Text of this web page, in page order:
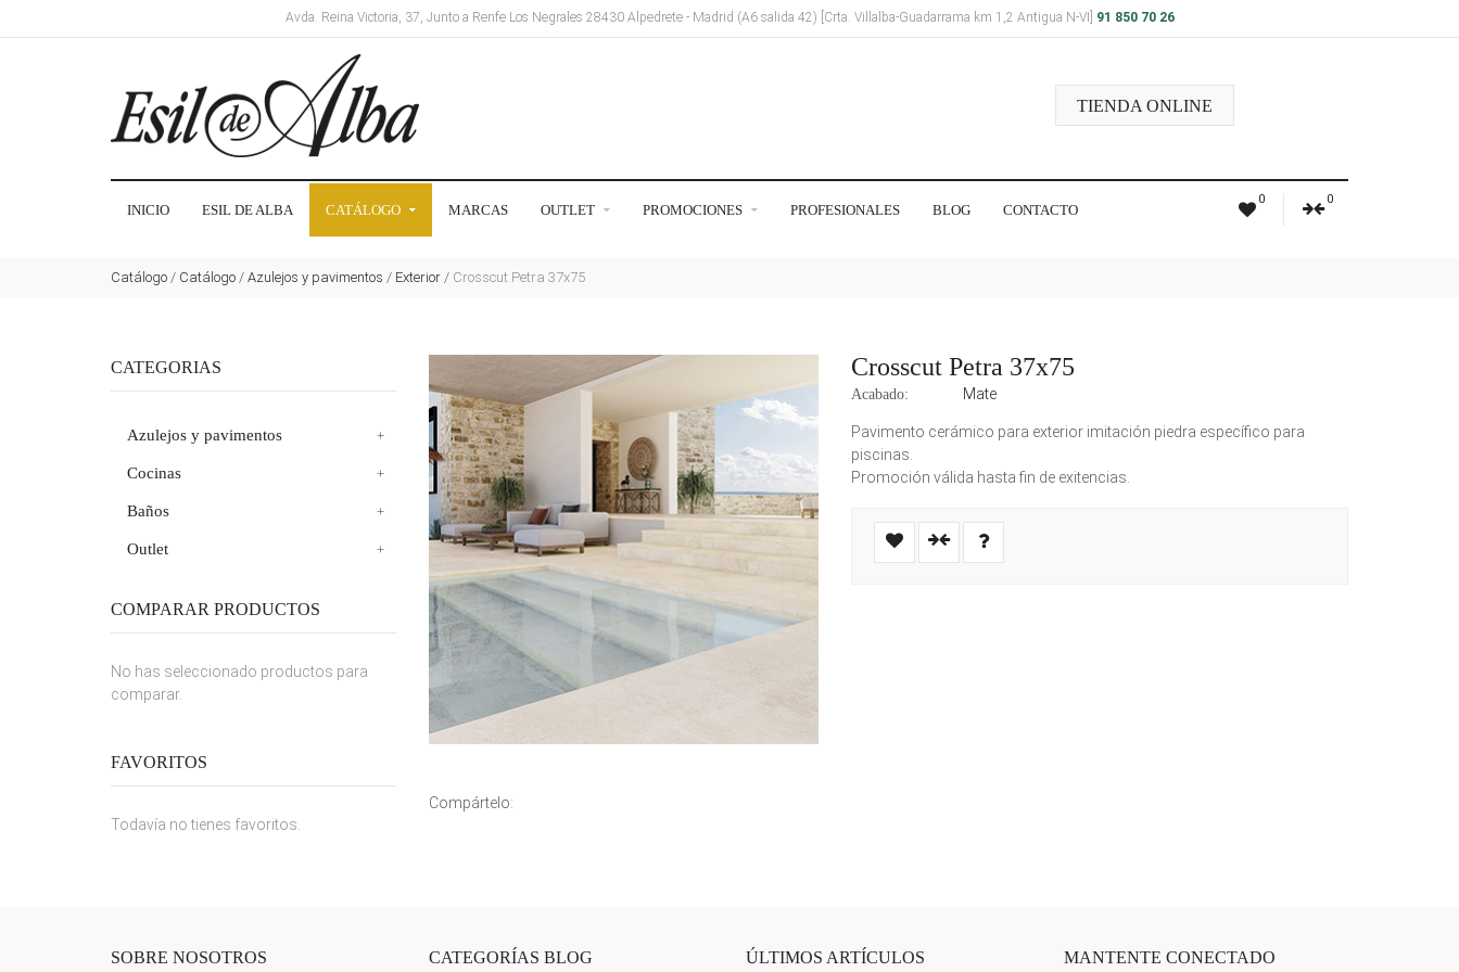
Avda. Reina Victoria, 37, Junto a Renfe Los Negrales 28430 Alpedrete - Madrid (A6 salida 42) [Crta. Villalba-Guadarrama km 1,2 Antigua N-VI] 91 850 70 26
TIENDA ONLINE
INICIO ESIL DE ALBA CATÁLOGO MARCAS OUTLET PROMOCIONES PROFESIONALES BLOG CONTACTO
0 0
Catálogo / Catálogo / Azulejos y pavimentos / Exterior / Crosscut Petra 37x75
CATEGORIAS
Azulejos y pavimentos
Cocinas
Baños
Outlet
COMPARAR PRODUCTOS
No has seleccionado productos para
comparar.
FAVORITOS
Todavía no tienes favoritos.
Compártelo:
Crosscut Petra 37x75
Acabado: Mate
Pavimento cerámico para exterior imitación piedra específico para
piscinas.
Promoción válida hasta fin de exitencias.
SOBRE NOSOTROS CATEGORÍAS BLOG ÚLTIMOS ARTÍCULOS MANTENTE CONECTADO